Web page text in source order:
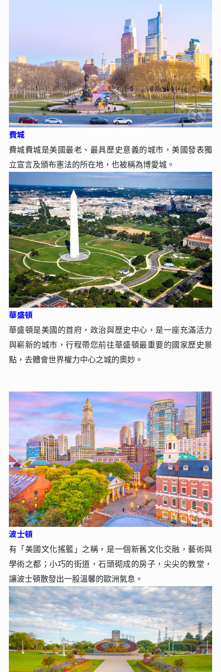
費城
費城費城是美國最老、最具歷史意義的城市，美國發表獨
立宣⾔及頒布憲法的所在地，也被稱為博愛城。
華盛頓
華盛頓是美國的⾸府，政治與歷史中⼼，是⼀座充滿活⼒
與嶄新的城市，⾏程帶您前往華盛頓最重要的國家歷史景
點，去體會世界權⼒中⼼之城的奧妙。
波⼠頓
有「美國文化搖籃」之稱，是⼀個新舊文化交融，藝術與
學術之都；⼩巧的街道，⽯頭砌成的房⼦，尖尖的教堂，
讓波⼠頓散發出⼀股溫馨的歐洲氣息。